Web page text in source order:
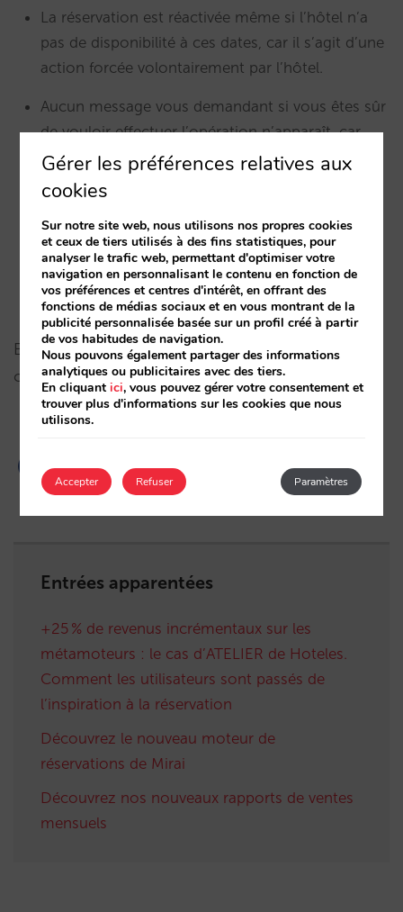
La réservation est réactivée même si l’hôtel n’a
pas de disponibilité à ces dates, car il s’agit d’une
action forcée volontairement par l’hôtel.
Aucun message vous demandant si vous êtes sûr
de vouloir effectuer l’opération n’apparaît, car
l’action est facilement réversible par une simple
nouvelle annulation.
La réactivation ne génère pas automatiquement
l’envoi d’un email au client. Vous pouvez
l’envoyer directement en un seul clic, dans la
partie inférieure de la fenêtre de réservation.
En cas de doute, contactez votre chargé de
compte Mirai.
Entrées apparentées
+25 % de revenus incrémentaux sur les
métamoteurs : le cas d’ATELIER de Hoteles.
Comment les utilisateurs sont passés de
l’inspiration à la réservation
Découvrez le nouveau moteur de
réservations de Mirai
Découvrez nos nouveaux rapports de ventes
mensuels
Gérer les préférences relatives aux
cookies
Sur notre site web, nous utilisons nos propres cookies
et ceux de tiers utilisés à des fins statistiques, pour
analyser le trafic web, permettant d'optimiser votre
navigation en personnalisant le contenu en fonction de
vos préférences et centres d'intérêt, en offrant des
fonctions de médias sociaux et en vous montrant de la
publicité personnalisée basée sur un profil créé à partir
de vos habitudes de navigation.
Nous pouvons également partager des informations
analytiques ou publicitaires avec des tiers.
En cliquantici, vous pouvez gérer votre consentement et
trouver plus d'informations sur les cookies que nous
utilisons.
Accepter Paramètres
Refuser